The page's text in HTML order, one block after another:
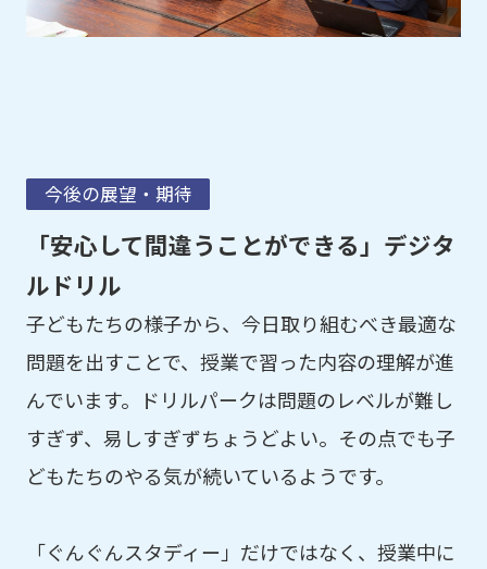
今後の展望・期待
「安心して間違うことができる」デジタ
ルドリル
子どもたちの様子から、今日取り組むべき最適な
問題を出すことで、授業で習った内容の理解が進
んでいます。ドリルパークは問題のレベルが難し
すぎず、易しすぎずちょうどよい。その点でも子
どもたちのやる気が続いているようです。
「ぐんぐんスタディー」だけではなく、授業中に